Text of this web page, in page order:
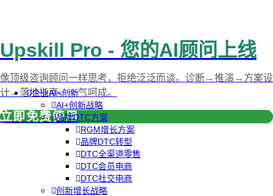
企业AI+创新
AI+创新战略
品牌DTC方案
RGM增长方案
品牌DTC转型
DTC全渠道零售
DTC会员电商
DTC社交电商
创新增长战略
Upskill Pro - 您的AI顾问上线
像顶级咨询顾问一样思考，拒绝泛泛而谈。诊断→推演→方案设
计→落地指南，一气呵成。
立即免费使用